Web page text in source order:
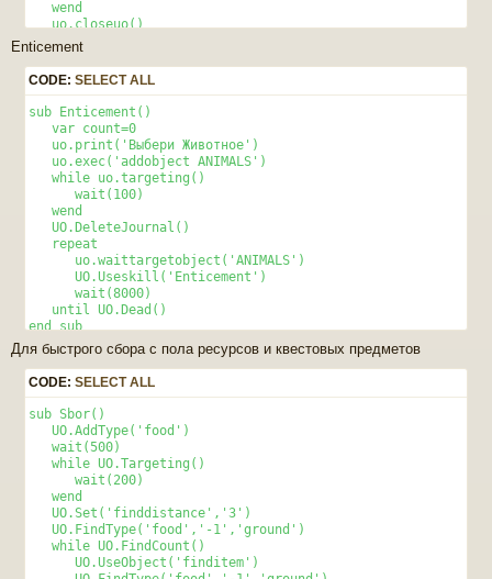
   wend
   uo.closeuo()
end sub
sub cheklag()
   uo.deletejournal()
   uo.click('backpack')
   repeat
      wait(10)
   until uo.InJournal("backpack")
end sub
Enticement
CODE: SELECT ALL
sub Enticement()
   var count=0
   uo.print('Выбери Животное')
   uo.exec('addobject ANIMALS')
   while uo.targeting()
      wait(100)
   wend
   UO.DeleteJournal()
   repeat
      uo.waittargetobject('ANIMALS')
      UO.Useskill('Enticement')
      wait(8000)
   until UO.Dead()
end sub
Для быстрого сбора с пола ресурсов и квестовых предметов
CODE: SELECT ALL
sub Sbor()
   UO.AddType('food')
   wait(500)
   while UO.Targeting()
      wait(200)
   wend
   UO.Set('finddistance','3')
   UO.FindType('food','-1','ground')
   while UO.FindCount()
      UO.UseObject('finditem')